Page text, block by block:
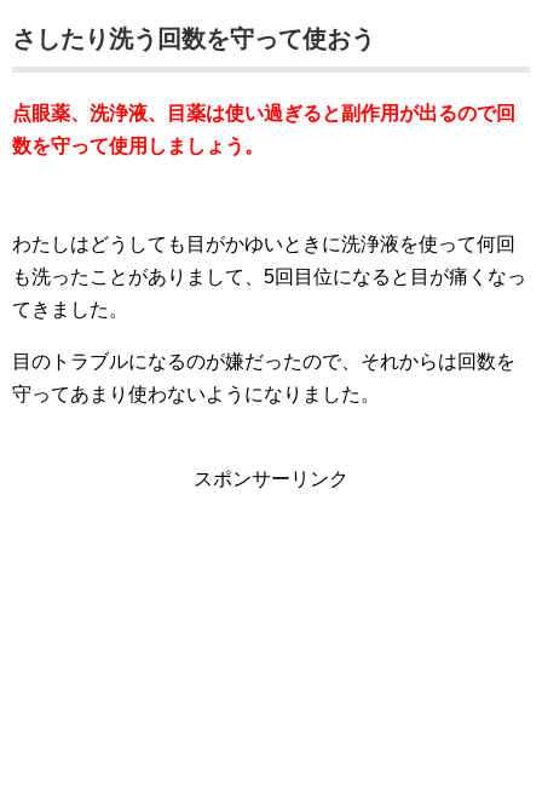
さしたり洗う回数を守って使おう
点眼薬、洗浄液、目薬は使い過ぎると副作用が出るので回
数を守って使用しましょう。
わたしはどうしても目がかゆいときに洗浄液を使って何回
も洗ったことがありまして、5回目位になると目が痛くなっ
てきました。
目のトラブルになるのが嫌だったので、それからは回数を
守ってあまり使わないようになりました。
スポンサーリンク